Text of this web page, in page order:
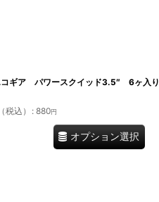
コギア パワースクイッド3.5″ 6ヶ入り
税込）
: 880円
オプション選択